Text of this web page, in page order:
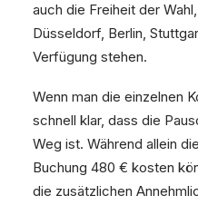
auch die Freiheit der
Düsseldorf, Berlin,
Verfügung stehen.
Wenn man die einzelnen
schnell klar, dass die
Weg ist. Während allein
Buchung 480 € kosten
die zusätzlichen